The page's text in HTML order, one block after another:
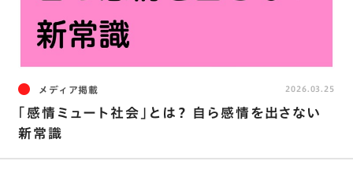
メディア掲載
｢感情ミュート社会｣とは？ 自ら感情を出さない
新常識
2026.03.25